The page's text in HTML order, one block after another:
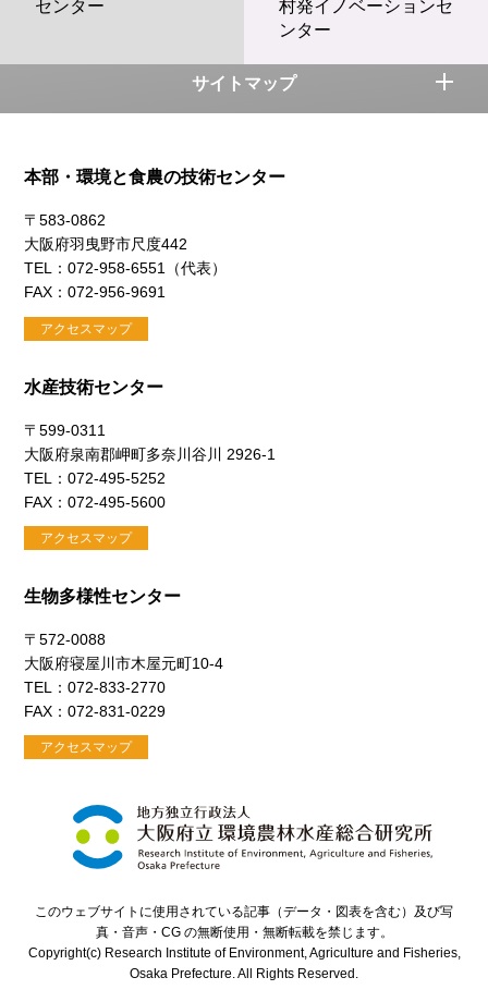
センター
村発イノベーションセ
ンター
サイトマップ
本部・環境と食農の技術センター
〒583-0862
大阪府羽曳野市尺度442
TEL：072-958-6551（代表）
FAX：072-956-9691
アクセスマップ
水産技術センター
〒599-0311
大阪府泉南郡岬町多奈川谷川 2926-1
TEL：072-495-5252
FAX：072-495-5600
アクセスマップ
生物多様性センター
〒572-0088
大阪府寝屋川市木屋元町10-4
TEL：072-833-2770
FAX：072-831-0229
アクセスマップ
このウェブサイトに使用されている記事（データ・図表を含む）及び写
真・音声・CG の無断使用・無断転載を禁じます。
Copyright(c) Research Institute of Environment, Agriculture and Fisheries,
Osaka Prefecture. All Rights Reserved.